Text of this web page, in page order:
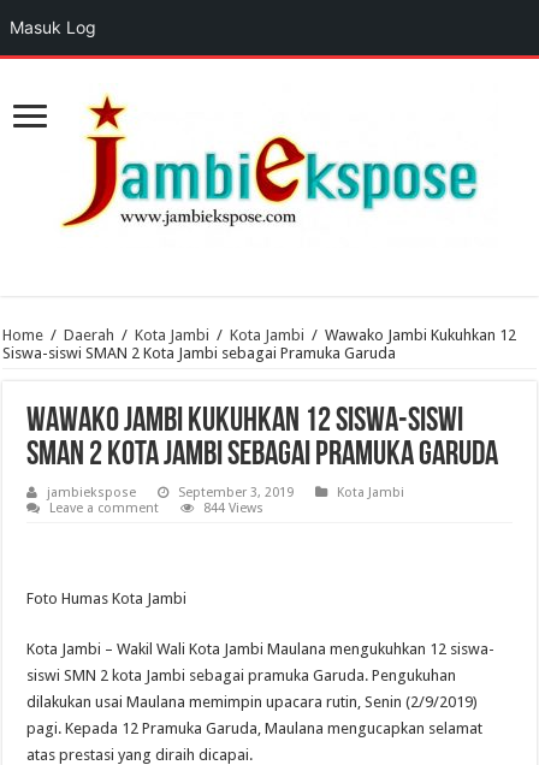
Home / Daerah / Kota Jambi / Kota Jambi / Wawako Jambi Kukuhkan 12
Siswa-siswi SMAN 2 Kota Jambi sebagai Pramuka Garuda
Wawako Jambi Kukuhkan 12 Siswa-siswi
SMAN 2 Kota Jambi sebagai Pramuka Garuda
jambiekspose September 3, 2019
Kota Jambi
Leave a comment
844 Views
Foto Humas Kota Jambi
Kota Jambi – Wakil Wali Kota Jambi Maulana mengukuhkan 12 siswa-
siswi SMN 2 kota Jambi sebagai pramuka Garuda. Pengukuhan
dilakukan usai Maulana memimpin upacara rutin, Senin (2/9/2019)
pagi. Kepada 12 Pramuka Garuda, Maulana mengucapkan selamat
atas prestasi yang diraih dicapai.
Masuk Log